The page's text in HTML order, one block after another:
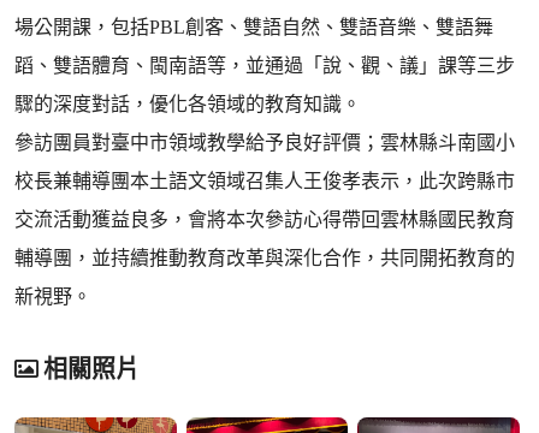
場公開課，包括PBL創客、雙語自然、雙語音樂、雙語舞
蹈、雙語體育、閩南語等，並通過「說、觀、議」課等三步
驟的深度對話，優化各領域的教育知識。
參訪團員對臺中市領域教學給予良好評價；雲林縣斗南國小
校長兼輔導團本土語文領域召集人王俊孝表示，此次跨縣市
交流活動獲益良多，會將本次參訪心得帶回雲林縣國民教育
輔導團，並持續推動教育改革與深化合作，共同開拓教育的
新視野。
相關照片